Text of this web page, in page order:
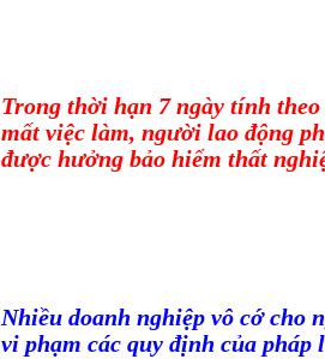
Trong thời hạn 7 ngày tính
mất việc làm, người lao động
được hưởng bảo hiểm thất
Nhiều doanh nghiệp vô cớ cho
vi phạm các quy định của pháp